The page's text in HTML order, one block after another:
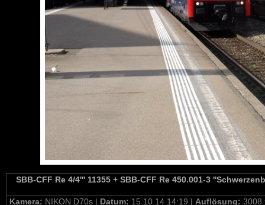
SBB-CFF Re 4/4''' 11355 + SBB-CFF Re 450.001-3
Kamera: NIKON D70s | Datum: 15.10.14 14:19 | Auflösung: 3008